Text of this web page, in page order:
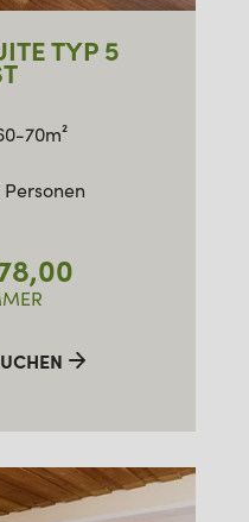
TYP 5
70m²